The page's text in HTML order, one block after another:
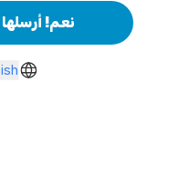
نعم! أرسلها